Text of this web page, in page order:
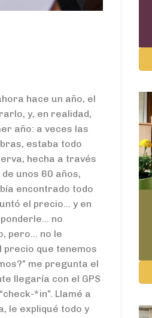
hace un año, el
y, en realidad,
año: a veces las
estaba todo
hecha a través
unos 60 años,
encontrado todo
el precio… y en
no
pero… no le
precio que tenemos
me pregunta el
llegaría con el GPS
*in”. Llamé a
le expliqué todo y